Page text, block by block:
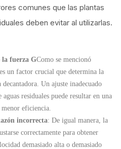
comunes que las plantas
deben evitar al utilizarlas.
la fuerza GComo se mencionó
un factor crucial que determina la
Un ajuste inadecuado
residuales puede resultar en una
eficiencia.
incorrecta: De igual manera, la
correctamente para obtener
demasiado alta o demasiado